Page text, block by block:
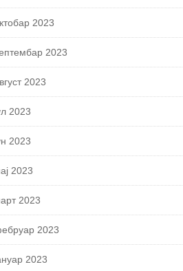
2023
2023
2023
2023
2023
2023
2023
2023
2023